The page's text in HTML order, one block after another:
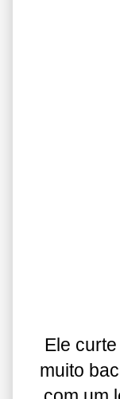
Ele
muito